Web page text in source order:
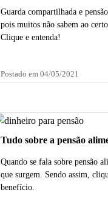
Guarda compartilhada e
pois muitos não sabem ao
Clique e entenda!
Postado em 04/05/2021
Tudo sobre a pensão
Quando se fala sobre pensão
que surgem. Sendo assim,
benefício.